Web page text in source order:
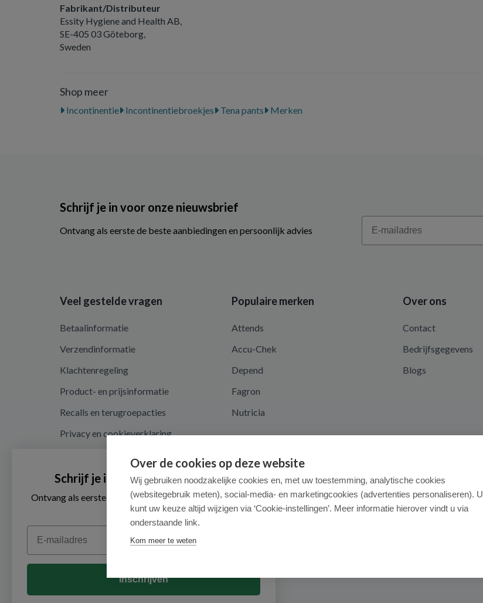
Fabrikant/Distributeur
Essity Hygiene and Health AB,
SE-405 03 Göteborg,
Sweden
Shop meer
Incontinentie Incontinentiebroekjes Tena pants Merken
Schrijf je in voor onze nieuwsbrief
Ontvang als eerste de beste aanbiedingen en persoonlijk advies
Email
Veel gestelde vragen
Betaalinformatie
Verzendinformatie
Klachtenregeling
Product- en prijsinformatie
Recalls en terugroepacties
Privacy en cookieverklaring
Algemene voorwaarden
Herroepingsrecht en retouren
Populaire merken
Attends
Accu-Chek
Depend
Fagron
Nutricia
Over ons
Contact
Bedrijfsgegevens
Blogs
© 2026 - Medimart.nl.
Over de cookies op deze website
Wij gebruiken noodzakelijke cookies en, met uw toestemming, analytische cookies
(websitegebruik meten), social-media- en marketingcookies (advertenties personaliseren). U
kunt uw keuze altijd wijzigen via ‘Cookie-instellingen’. Meer informatie hierover vindt u via
onderstaande link.
Kom meer te weten
Schrijf je in voor onze nieuwsbrief
Ontvang als eerste de beste aanbiedingen en persoonlijk
advies
Email
Inschrijven